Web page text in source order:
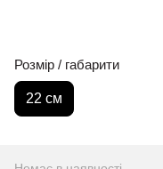
Розмір / габарити
22 см